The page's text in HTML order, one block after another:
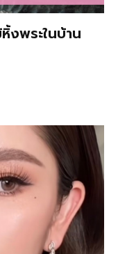
งพระในบ้าน